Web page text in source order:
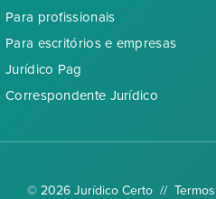
Para profissionais
Para escritórios e empresas
Jurídico Pag
Correspondente Jurídico
© 2026 Jurídico Certo //